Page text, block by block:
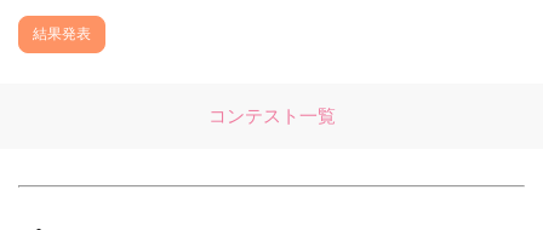
結果発表
コンテスト一覧